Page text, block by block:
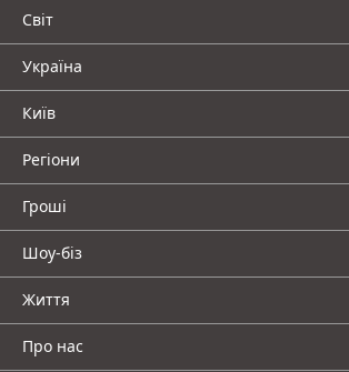
Світ
Україна
Київ
Регіони
Гроші
Шоу-біз
Життя
Про нас